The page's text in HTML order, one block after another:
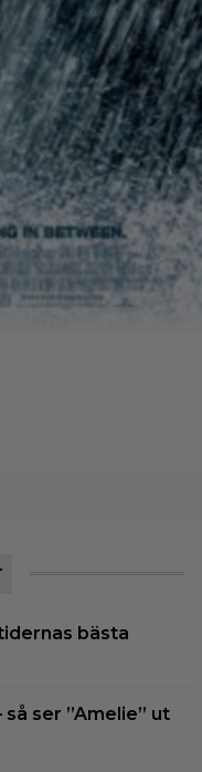
bästa
ser ”Amelie” ut